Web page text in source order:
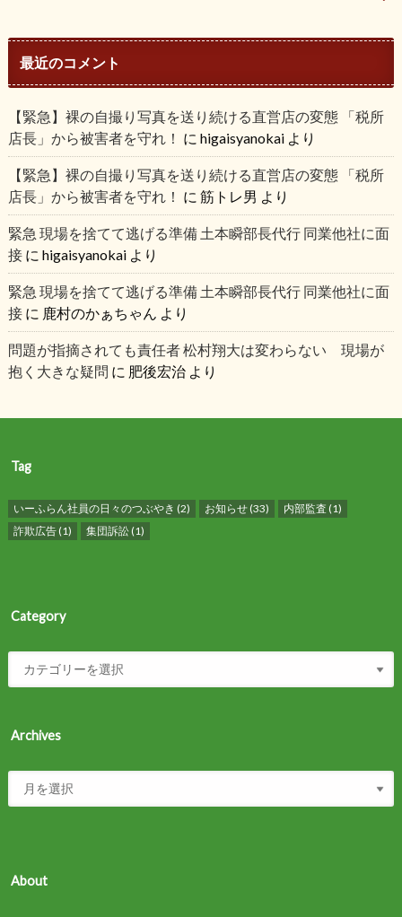
最近のコメント
【緊急】裸の自撮り写真を送り続ける直営店の変態 「税所
店長」から被害者を守れ！ に higaisyanokaiより
【緊急】裸の自撮り写真を送り続ける直営店の変態 「税所
店長」から被害者を守れ！ に 筋トレ男 より
緊急 現場を捨てて逃げる準備 土本瞬部長代行 同業他社に面
接に higaisyanokaiより
緊急 現場を捨てて逃げる準備 土本瞬部長代行 同業他社に面
接に 鹿村のかぁちゃん より
問題が指摘されても責任者 松村翔大は変わらない 現場が
抱く大きな疑問 に 肥後宏治より
Tag
いーふらん社員の日々のつぶやき (2) お知らせ(33) 内部監査 (1)
詐欺広告(1) 集団訴訟(1)
Category
Archives
About